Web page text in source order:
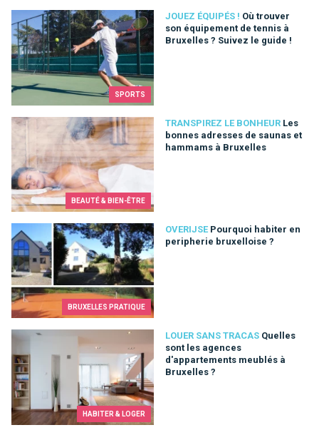
SPORTS
JOUEZ ÉQUIPÉS ! Où trouver
son équipement de tennis à
Bruxelles ? Suivez le guide !
Où trouver son équipement de tennis à Bruxelles ? Suivez le
BEAUTÉ & BIEN-ÊTRE
TRANSPIREZ LE BONHEUR Les
bonnes adresses de saunas et
hammams à Bruxelles
Les bonnes adresses de saunas et hammams à Bruxelles
BRUXELLES PRATIQUE
OVERIJSE Pourquoi habiter en
peripherie bruxelloise ?
Pourquoi habiter en peripherie bruxelloise ?
HABITER & LOGER
LOUER SANS TRACAS Quelles
sont les agences
d'appartements meublés à
Bruxelles ?
Quelles sont les agences d'appartements meublés à